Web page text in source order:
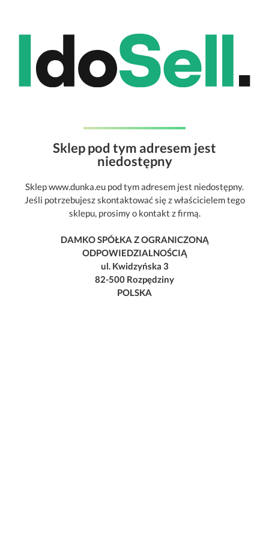
Sklep pod tym adresem jest
niedostępny
Sklep www.dunka.eu pod tym adresem jest niedostępny.
Jeśli potrzebujesz skontaktować się z właścicielem tego
sklepu, prosimy o kontakt z firmą.
DAMKO SPÓŁKA Z OGRANICZONĄ
ODPOWIEDZIALNOŚCIĄ
ul. Kwidzyńska 3
82-500 Rozpędziny
POLSKA